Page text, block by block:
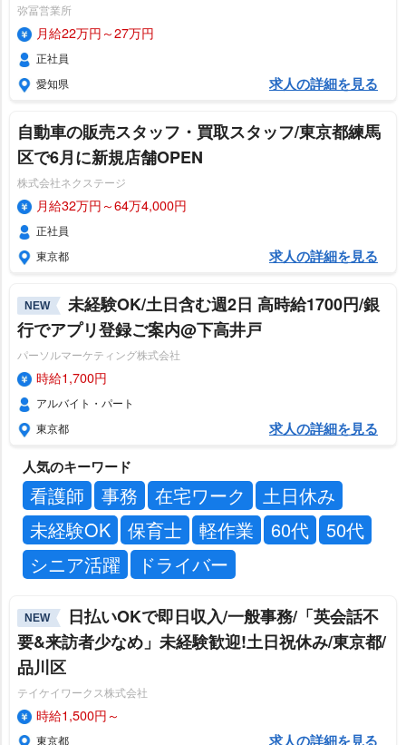
弥冨営業所
月給22万円～27万円
正社員
愛知県
求人の詳細を見る
自動車の販売スタッフ・買取スタッフ/東京都練馬
区で6月に新規店舗OPEN
株式会社ネクステージ
月給32万円～64万4,000円
正社員
東京都
求人の詳細を見る
NEW
未経験OK/土日含む週2日 高時給1700円/銀
行でアプリ登録ご案内@下高井戸
パーソルマーケティング株式会社
時給1,700円
アルバイト・パート
東京都
求人の詳細を見る
人気のキーワード
看護師 事務 在宅ワーク
土日休み
未経験OK
保育士 軽作業 60代
50代
シニア活躍
ドライバー
NEW
日払いOKで即日収入/一般事務/「英会話不
要&来訪者少なめ」未経験歓迎!土日祝休み/東京都/
品川区
テイケイワークス株式会社
時給1,500円～
東京都 求人の詳細を見る